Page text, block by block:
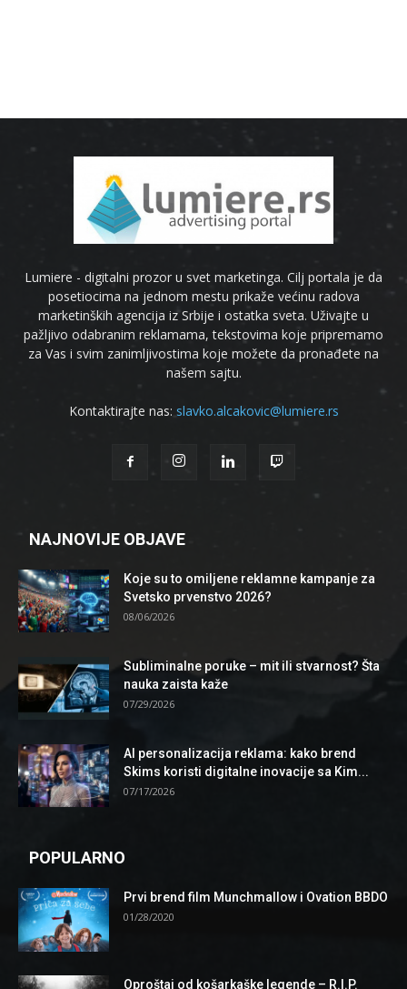
Lumiere - digitalni prozor u svet marketinga. Cilj portala je da
posetiocima na jednom mestu prikaže većinu radova
marketinških agencija iz Srbije i ostatka sveta. Uživajte u
pažljivo odabranim reklamama, tekstovima koje pripremamo
za Vas i svim zanimljivostima koje možete da pronađete na
našem sajtu.
Kontaktirajte nas: slavko.alcakovic@lumiere.rs
NAJNOVIJE OBJAVE
Koje su to omiljene reklamne kampanje za
Svetsko prvenstvo 2026?
08/06/2026
Subliminalne poruke – mit ili stvarnost? Šta
nauka zaista kaže
07/29/2026
AI personalizacija reklama: kako brend
Skims koristi digitalne inovacije sa Kim...
07/17/2026
POPULARNO
Prvi brend film Munchmallow i Ovation BBDO
01/28/2020
Oproštaj od košarkaške legende – R.I.P.